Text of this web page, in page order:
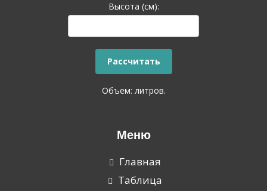
Высота (см):
Объем: литров.
Меню
Главная
Таблица